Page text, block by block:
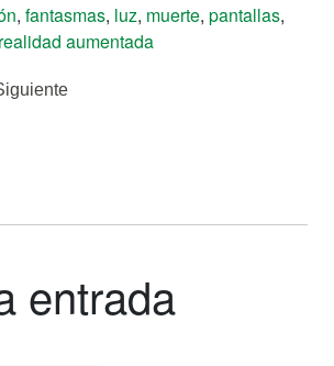
, fantasmas, luz, muerte, pantallas,
realidad aumentada
entrada